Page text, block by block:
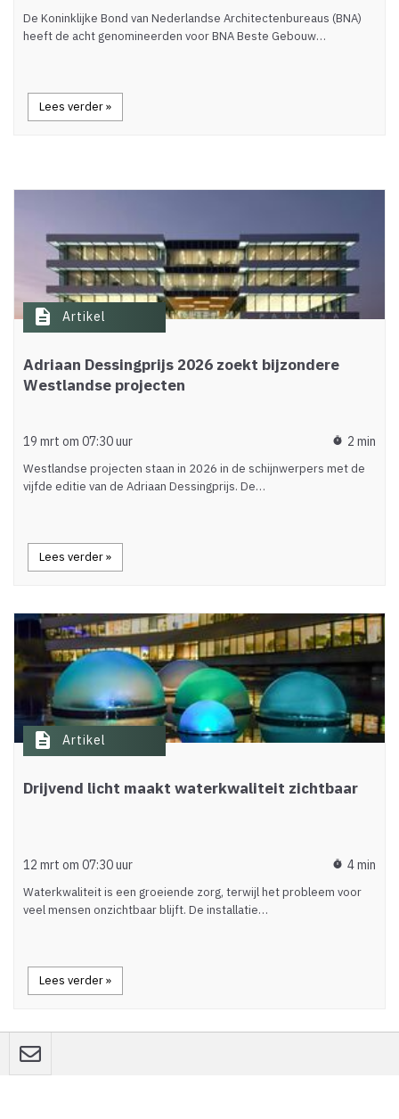
De Koninklijke Bond van Nederlandse Architectenbureaus (BNA)
heeft de acht genomineerden voor BNA Beste Gebouw…
Lees verder »
description Artikel
Adriaan Dessingprijs 2026 zoekt bijzondere
Westlandse projecten
19 mrt om 07:30 uur timer 2 min
Westlandse projecten staan in 2026 in de schijnwerpers met de
vijfde editie van de Adriaan Dessingprijs. De…
Lees verder »
description Artikel
Drijvend licht maakt waterkwaliteit zichtbaar
12 mrt om 07:30 uur timer 4 min
Waterkwaliteit is een groeiende zorg, terwijl het probleem voor
veel mensen onzichtbaar blijft. De installatie…
Lees verder »